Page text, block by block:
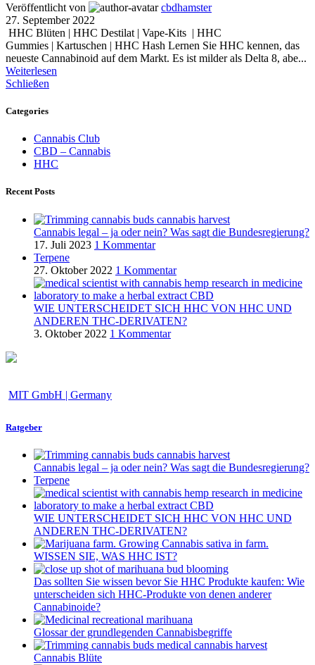
Veröffentlicht von
cbdhamster
27. September 2022
HHC Blüten | HHC Destilat | Vape-Kits | HHC
Gummies | Kartuschen | HHC Hash Lernen Sie HHC kennen, das
neueste Cannabinoid auf dem Markt. Es ist milder als Delta 8, abe...
Weiterlesen
Schließen
Categories
Cannabis Club
CBD – Cannabis
HHC
Recent Posts
Cannabis legal – ja oder nein? Was sagt die Bundesregierung?
17. Juli 2023 1 Kommentar
Terpene
27. Oktober 2022 1 Kommentar
WIE UNTERSCHEIDET SICH HHC VON HHC UND
ANDEREN THC-DERIVATEN?
3. Oktober 2022 1 Kommentar
MIT GmbH | Germany
Ratgeber
Cannabis legal – ja oder nein? Was sagt die Bundesregierung?
Terpene
WIE UNTERSCHEIDET SICH HHC VON HHC UND
ANDEREN THC-DERIVATEN?
WISSEN SIE, WAS HHC IST?
Das sollten Sie wissen bevor Sie HHC Produkte kaufen: Wie
unterscheiden sich HHC-Produkte von denen anderer
Cannabinoide?
Glossar der grundlegenden Cannabisbegriffe
Cannabis Blüte